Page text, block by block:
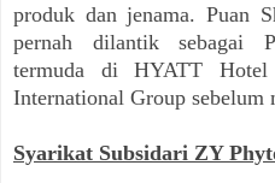
produk dan jenama. Puan
pernah dilantik sebagai
termuda di HYATT
International Group sebelum
Syarikat Subsidari ZY